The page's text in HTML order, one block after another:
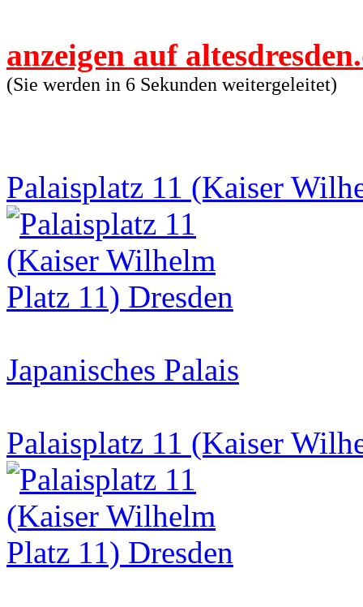
anzeigen auf
(Sie werden in 6 Sekunden weitergeleitet)
Palaisplatz 11 (Kaiser
Japanisches Palais
Palaisplatz 11 (Kaiser